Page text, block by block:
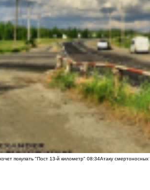
покупать "Пост 13-й километр" 08:34Атаку